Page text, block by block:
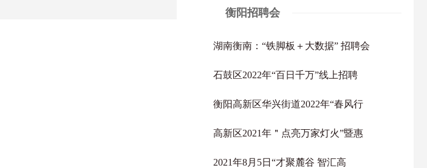
衡阳招聘会
湖南衡南：“铁脚板＋大数据” 招聘会
石鼓区2022年“百日千万”线上招聘
衡阳高新区华兴街道2022年“春风行
高新区2021年＂点亮万家灯火”暨惠
2021年8月5日“才聚麓谷 智汇高